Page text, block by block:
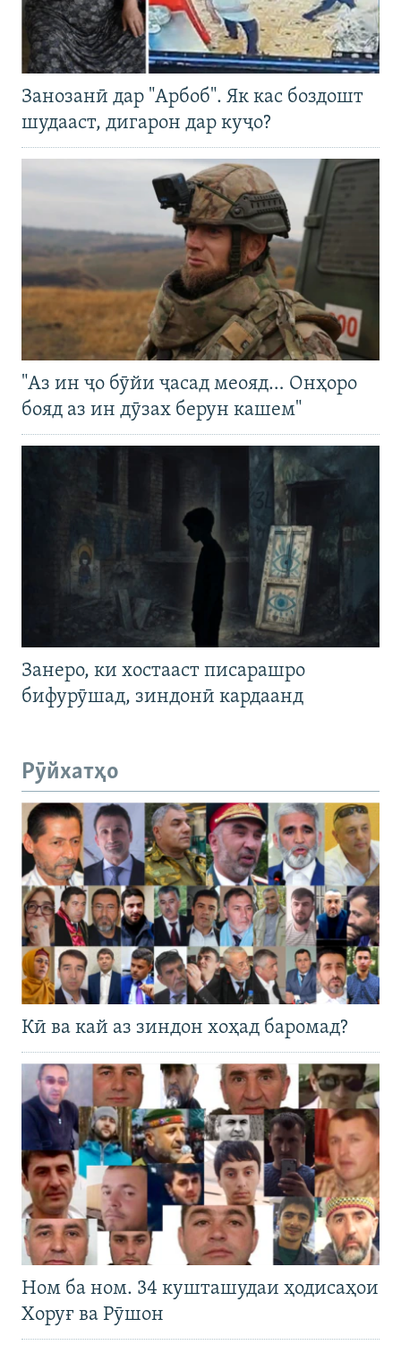
Занозанӣ дар "Арбоб". Як кас боздошт
шудааст, дигарон дар куҷо?
"Аз ин ҷо бӯйи ҷасад меояд… Онҳоро
бояд аз ин дӯзах берун кашем"
Занеро, ки хостааст писарашро
бифурӯшад, зиндонӣ кардаанд
Рӯйхатҳо
Кӣ ва кай аз зиндон хоҳад баромад?
Ном ба ном. 34 кушташудаи ҳодисаҳои
Хоруғ ва Рӯшон